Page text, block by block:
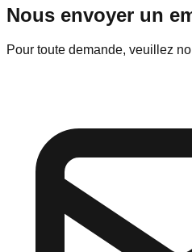
Nous envoyer un
Pour toute demande, veuillez